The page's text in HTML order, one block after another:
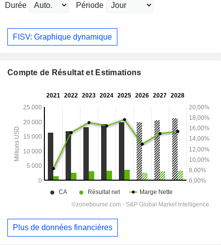
Durée Période
FISV: Graphique dynamique
Compte de Résultat et Estimations
Plus de données financières